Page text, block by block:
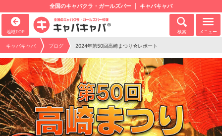
全国のキャバクラ・ガールズバー キャバキャバ
地域TOP 検索 メニュー
キャバキャバ ブログ 2024年第50回高崎まつり☆レポート